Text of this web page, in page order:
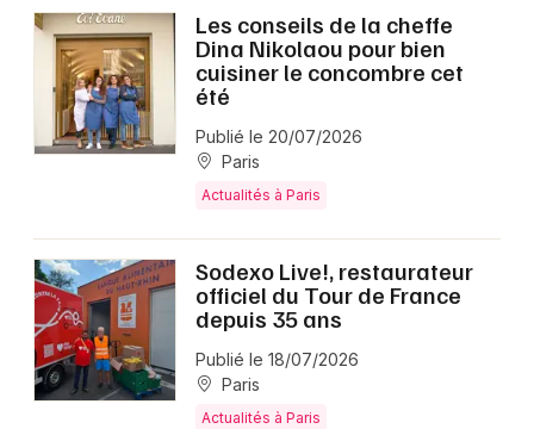
Les conseils de la cheffe
Dina Nikolaou pour bien
cuisiner le concombre cet
été
Publié le 20/07/2026
Paris
Actualités à Paris
Sodexo Live!, restaurateur
officiel du Tour de France
depuis 35 ans
Publié le 18/07/2026
Paris
Actualités à Paris